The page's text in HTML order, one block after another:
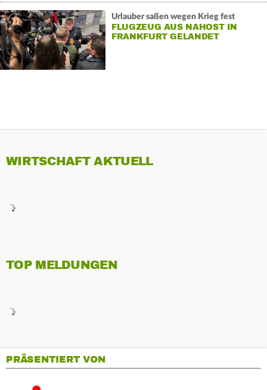
Urlauber saßen wegen Krieg fest
FLUGZEUG AUS NAHOST IN
FRANKFURT GELANDET
WIRTSCHAFT AKTUELL
TOP MELDUNGEN
PRÄSENTIERT VON